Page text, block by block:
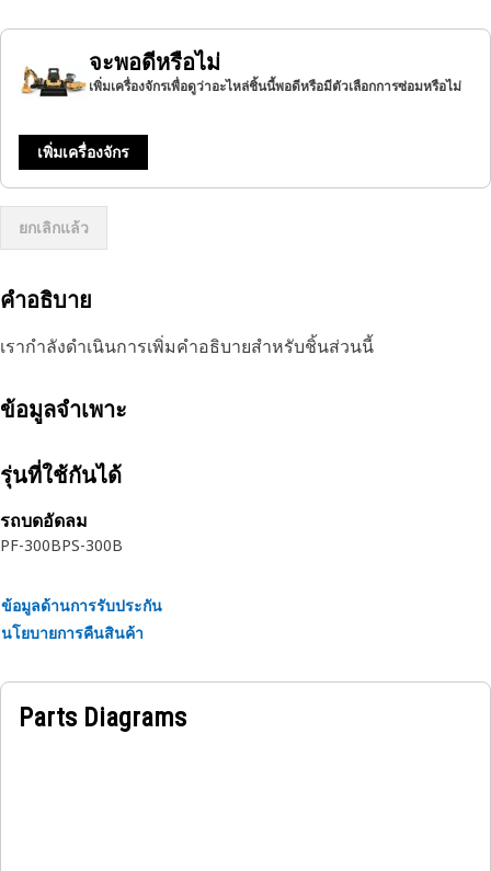
จะพอดีหรือไม่
เพิ่มเครื่องจักรเพื่อดูว่าอะไหล่ชิ้นนี้พอดีหรือมีตัวเลือกการซ่อมหรือไม่
เพิ่มเครื่องจักร
ยกเลิกแล้ว
คำอธิบาย
เรากำลังดำเนินการเพิ่มคำอธิบายสำหรับชิ้นส่วนนี้
ข้อมูลจำเพาะ
รุ่นที่ใช้กันได้
รถบดอัดลม
PF-300BPS-300B
ข้อมูลด้านการรับประกัน
นโยบายการคืนสินค้า
Parts Diagrams